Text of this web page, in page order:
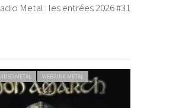
Metal : les entrées 2026 #31
METAL WEBZINE METAL